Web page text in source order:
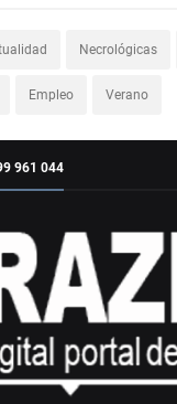
Necrológicas
Empleo Verano
961 044